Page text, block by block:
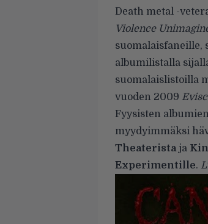
Death metal -
Violence
suomalaisfaneille,
albumilistalla
suomalaislistoilla
vuoden 2009
Fyysisten
myydyimmäksi
Theateristaja
Experimentille.